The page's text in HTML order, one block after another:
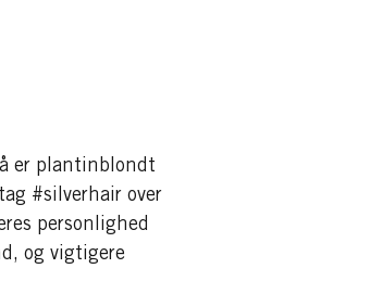
er plantinblondt
#silverhair over
personlighed
og vigtigere